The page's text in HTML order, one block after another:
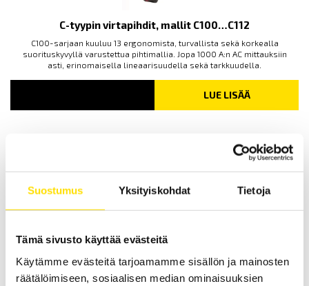
Suostumus Yksityiskohdat Tietoja
Tämä sivusto käyttää evästeitä
Käytämme evästeitä tarjoamamme sisällön ja mainosten
räätälöimiseen, sosiaalisen median ominaisuuksien
C-tyypin virtapihdit, mallit C100…C112
C100-sarjaan kuuluu 13 ergonomista, turvallista sekä korkealla
suorituskyvyllä varustettua pihtimallia. Jopa 1000 A:n AC mittauksiin
asti, erinomaisella lineaarisuudella sekä tarkkuudella.
LUE LISÄÄ
D-tyypin virtapihdit
Tämän sarjan virtapihdit soveltuvat käytettäväksi erittäin korkeiden
AC-virtojen mittaamiseen. Pihtien vähäinen vaihesiirto sekä laaja
taajuusalue takaa korkean mittaustarkkuuden.